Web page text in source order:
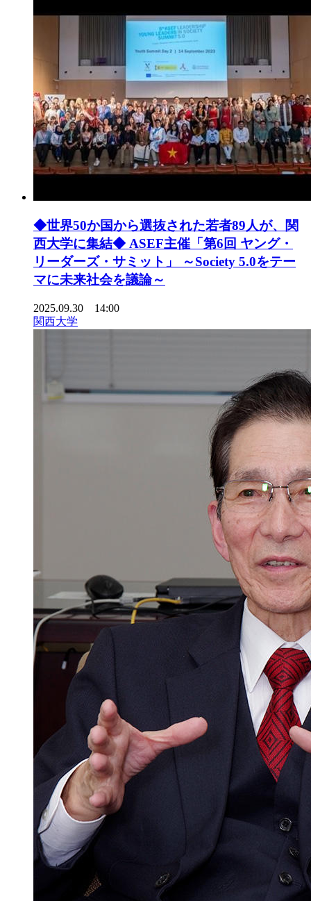
◆世界50か国から選抜された若者89人が、関
西大学に集結◆ ASEF主催「第6回 ヤング・
リーダーズ・サミット」 ～Society 5.0をテー
マに未来社会を議論～
2025.09.30 14:00
関西大学